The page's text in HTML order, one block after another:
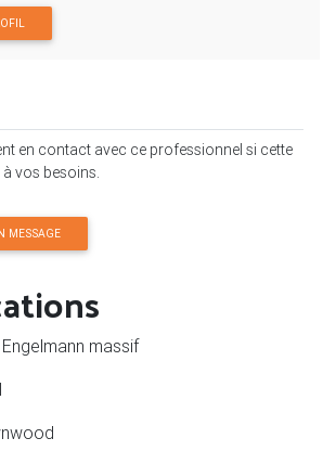
en contact avec ce professionnel si cette
vos besoins.
MESSAGE
massif